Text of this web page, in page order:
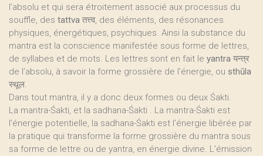
l’absolu et qui sera étroitement associé aux processus du
souffle, des tattva तत्त्व, des éléments, des résonances
physiques, énergétiques, psychiques. Ainsi la substance du
mantra est la conscience manifestée sous forme de lettres,
de syllabes et de mots. Les lettres sont en fait le yantra यन्त्र
de l’absolu, à savoir la forme grossière de l’énergie, ou sthūla
स्थूल.
Dans tout mantra, il y a donc deux formes ou deux Śakti.
La mantra-Śakti, et la sadhana-Śakti . La mantra-Śakti est
l’énergie potentielle, la sadhana-Śakti est l’énergie libérée par
la pratique qui transforme la forme grossière du mantra sous
sa forme de lettre ou de yantra, en énergie divine. L’émission